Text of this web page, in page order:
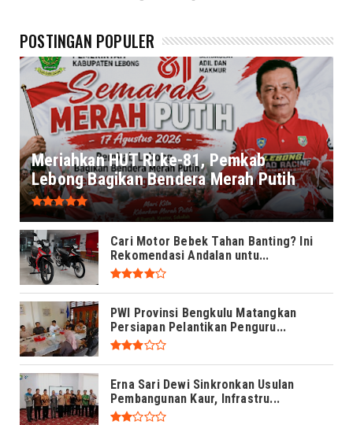
POSTINGAN POPULER
Meriahkan HUT RI ke-81, Pemkab
Lebong Bagikan Bendera Merah Putih
Cari Motor Bebek Tahan Banting? Ini
Rekomendasi Andalan untu...
PWI Provinsi Bengkulu Matangkan
Persiapan Pelantikan Penguru...
Erna Sari Dewi Sinkronkan Usulan
Pembangunan Kaur, Infrastru...